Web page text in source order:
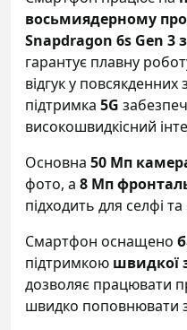
восьмиядерному
Snapdragon 6s Gen 3
гарантує плавну
відгук у повсякденних
підтримка 5G
високошвидкісний
Основна 50 Мп
фото, а 8 Мп
підходить для селфі та
Смартфон оснащено
підтримкою швидкої
дозволяє працювати
швидко поповнювати